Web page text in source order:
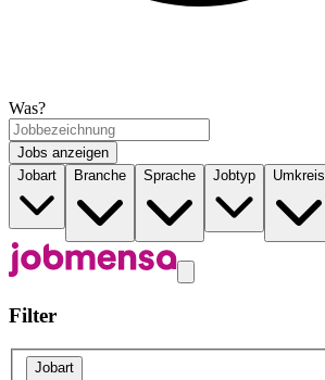
Was?
Jobs anzeigen
Jobart
Branche Sprache Jobtyp Umkreis
Filter
Jobart